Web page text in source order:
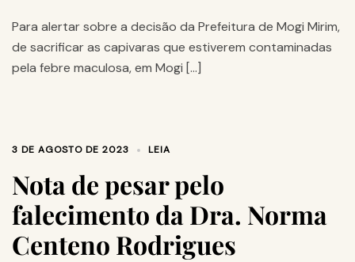
Para alertar sobre a decisão da Prefeitura de Mogi Mirim,
de sacrificar as capivaras que estiverem contaminadas
pela febre maculosa, em Mogi […]
3 DE AGOSTO DE 2023 LEIA
Nota de pesar pelo
falecimento da Dra. Norma
Centeno Rodrigues